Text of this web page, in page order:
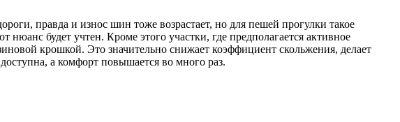
правда и износ шин тоже возрастает, но для пешей прогулки такое
нюанс будет учтен. Кроме этого участки, где предполагается активное
крошкой. Это значительно снижает коэффициент скольжения, делает
а комфорт повышается во много раз.